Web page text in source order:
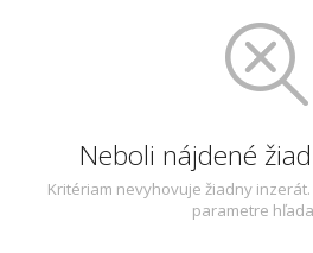
Neboli nájdené
Kritériam nevyhovuje žiadny
parametre